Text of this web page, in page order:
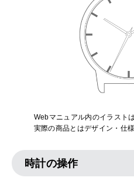
Webマニュアル内のイラスト
実際の商品とはデザイン・仕
時計の操作